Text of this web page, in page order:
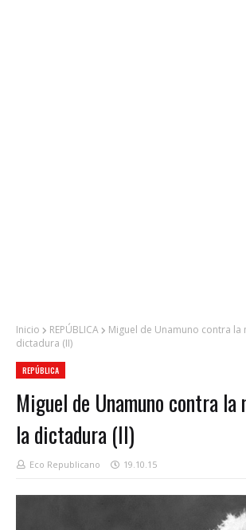
Inicio REPÚBLICA
Miguel de Unamuno contra la
dictadura (II)
REPÚBLICA
Miguel de Unamuno contra la
la dictadura (II)
Eco Republicano 19.10.15